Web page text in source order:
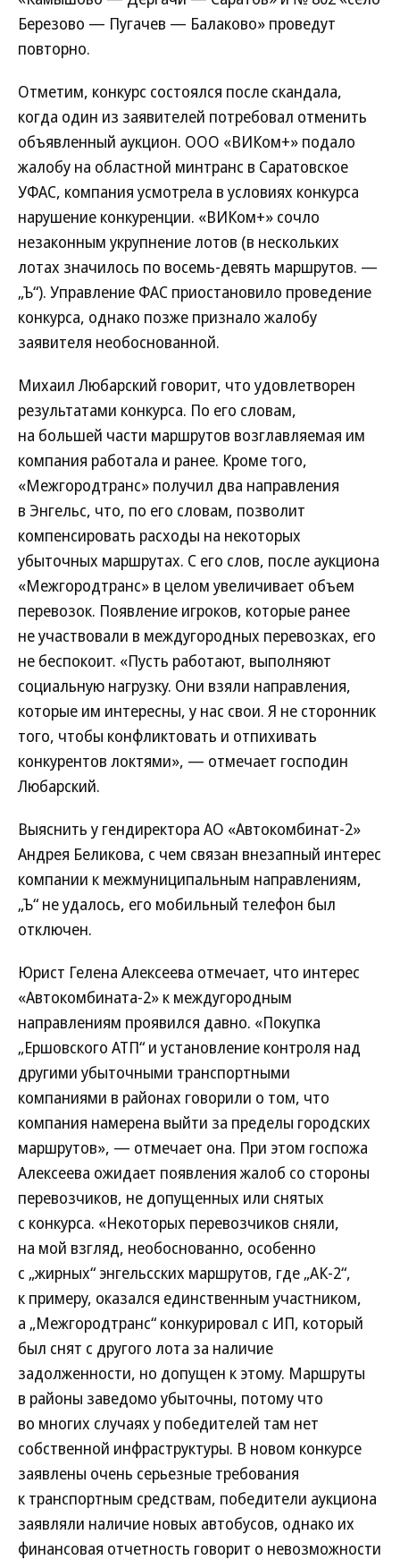
Березово — Пугачев — Балаково» проведут
повторно.
Отметим, конкурс состоялся после скандала,
когда один из заявителей потребовал отменить
объявленный аукцион. ООО «ВИКом+» подало
жалобу на областной минтранс в Саратовское
УФАС, компания усмотрела в условиях конкурса
нарушение конкуренции. ­«ВИКом+» сочло
незаконным укрупнение лотов (в нескольких
лотах значилось по восемь-девять маршрутов. —
„Ъ“). Управление ФАС приостановило проведение
конкурса, однако позже признало жалобу
заявителя необоснованной.
Михаил Любарский говорит, что удовлетворен
результатами конкурса. По его словам,
на большей части маршрутов возглавляемая им
компания работала и ранее. Кроме того,
«Межгородтранс» получил два направления
в Энгельс, что, по его словам, позволит
компенсировать расходы на некоторых
убыточных маршрутах. С его слов, после аукциона
«Межгородтранс» в целом увеличивает объем
перевозок. Появление игроков, которые ранее
не участвовали в междугородных перевозках, его
не беспокоит. «Пусть работают, выполняют
социальную нагрузку. Они взяли направления,
которые им интересны, у нас свои. Я не сторонник
того, чтобы конфликтовать и отпихивать
конкурентов локтями», — отмечает господин
Любарский.
Выяснить у гендиректора АО «Автокомбинат-2»
Андрея Беликова, с чем связан внезапный интерес
компании к межмуниципальным направлениям,
„Ъ“ не удалось, его мобильный телефон был
отключен.
Юрист Гелена Алексеева отмечает, что интерес
«Автокомбината-2» к междугородным
направлениям проявился давно. «Покупка
„Ершовского АТП“ и установление контроля над
другими убыточными транспортными
компаниями в районах говорили о том, что
компания намерена выйти за пределы городских
маршрутов», — отмечает она. При этом госпожа
Алексеева ожидает появления жалоб со стороны
перевозчиков, не допущенных или снятых
с конкурса. «Некоторых перевозчиков сняли,
на мой взгляд, необоснованно, особенно
с „жирных“ энгельсских маршрутов, где „АК-2“,
к примеру, оказался единственным участником,
а „Межгородтранс“ конкурировал с ИП, который
был снят с другого лота за наличие
задолженности, но допущен к этому. Маршруты
в районы заведомо убыточны, потому что
во многих случаях у победителей там нет
собственной инфраструктуры. В новом конкурсе
заявлены очень серьезные требования
к транспортным средствам, победители аукциона
заявляли наличие новых автобусов, однако их
финансовая отчетность говорит о невозможности